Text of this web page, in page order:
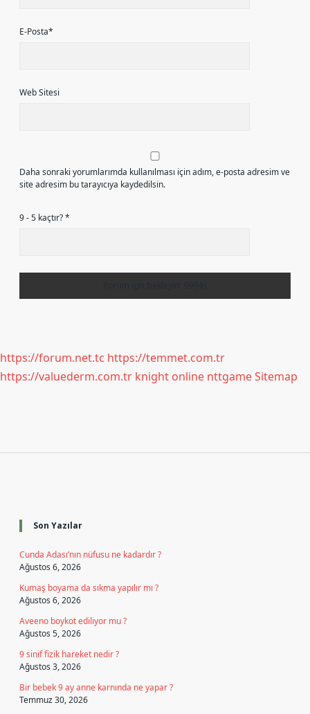
E-Posta*
Web Sitesi
Daha sonraki yorumlarımda kullanılması için adım, e-posta adresim ve
site adresim bu tarayıcıya kaydedilsin.
9 - 5 kaçtır?*
https://forum.net.tc https://temmet.com.tr
https://valuederm.com.tr knight online nttgameSitemap
Son Yazılar
Cunda Adası’nın nüfusu ne kadardır ?
Ağustos 6, 2026
Kumaş boyama da sıkma yapılır mı ?
Ağustos 6, 2026
Aveeno boykot ediliyor mu ?
Ağustos 5, 2026
9 sinif fizik hareket nedir ?
Ağustos 3, 2026
Bir bebek 9 ay anne karnında ne yapar ?
Temmuz 30, 2026